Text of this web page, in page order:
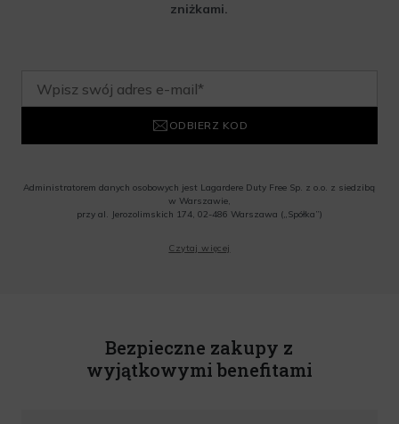
zniżkami.
ODBIERZ KOD
Administratorem danych osobowych jest Lagardere Duty Free Sp. z o.o. z siedzibą
w Warszawie,
przy al. Jerozolimskich 174, 02-486 Warszawa („Spółka”)
o.o. informacji handlowych, w tym newslettera, informacji o promocjach i
Czytaj więcej
Bezpieczne zakupy z
wyjątkowymi benefitami